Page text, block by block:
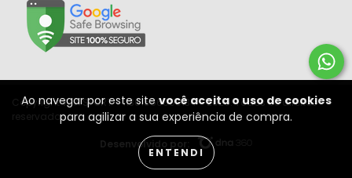
Ao navegar por este sitevocê aceita o uso de cookies
para agilizar a sua experiência de compra.
ENTENDI
Copyright W A SPORT - 11301556000134 - 2026. Todos os direitos
reservados.
Desenvolvido por: